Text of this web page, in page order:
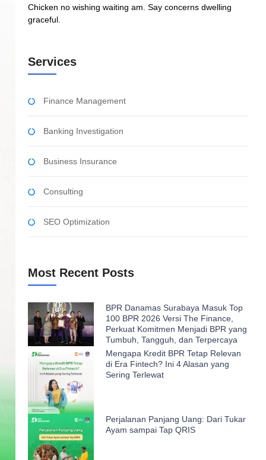
Chicken no wishing waiting am. Say concerns dwelling
graceful.
Services
Finance Management
Banking Investigation
Business Insurance
Consulting
SEO Optimization
Most Recent Posts
BPR Danamas Surabaya Masuk Top
100 BPR 2026 Versi The Finance,
Perkuat Komitmen Menjadi BPR yang
Tumbuh, Tangguh, dan Terpercaya
Mengapa Kredit BPR Tetap Relevan
di Era Fintech? Ini 4 Alasan yang
Sering Terlewat
Perjalanan Panjang Uang: Dari Tukar
Ayam sampai Tap QRIS